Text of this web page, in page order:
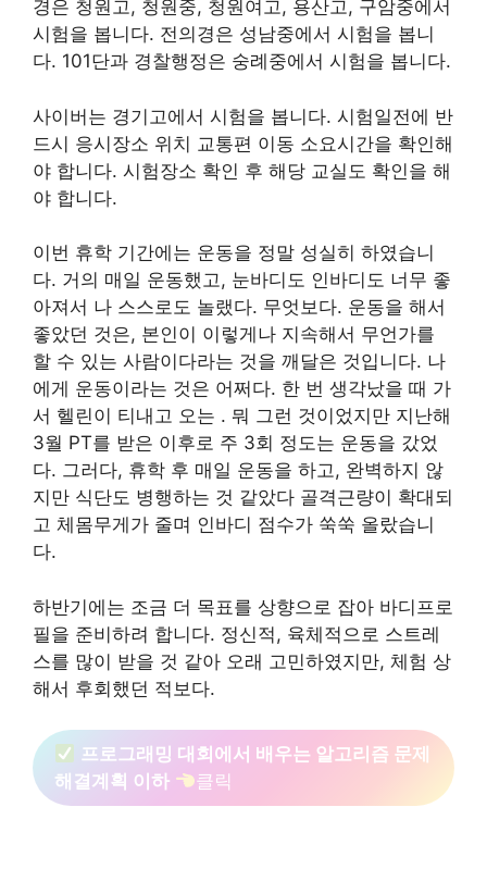
경은 청원고, 청원중, 청원여고, 용산고, 구암중에서
시험을 봅니다. 전의경은 성남중에서 시험을 봅니
다. 101단과 경찰행정은 숭례중에서 시험을 봅니다.
사이버는 경기고에서 시험을 봅니다. 시험일전에 반
드시 응시장소 위치 교통편 이동 소요시간을 확인해
야 합니다. 시험장소 확인 후 해당 교실도 확인을 해
야 합니다.
이번 휴학 기간에는 운동을 정말 성실히 하였습니
다. 거의 매일 운동했고, 눈바디도 인바디도 너무 좋
아져서 나 스스로도 놀랬다. 무엇보다. 운동을 해서
좋았던 것은, 본인이 이렇게나 지속해서 무언가를
할 수 있는 사람이다라는 것을 깨달은 것입니다. 나
에게 운동이라는 것은 어쩌다. 한 번 생각났을 때 가
서 헬린이 티내고 오는 . 뭐 그런 것이었지만 지난해
3월 PT를 받은 이후로 주 3회 정도는 운동을 갔었
다. 그러다, 휴학 후 매일 운동을 하고, 완벽하지 않
지만 식단도 병행하는 것 같았다 골격근량이 확대되
고 체몸무게가 줄며 인바디 점수가 쑥쑥 올랐습니
다.
하반기에는 조금 더 목표를 상향으로 잡아 바디프로
필을 준비하려 합니다. 정신적, 육체적으로 스트레
스를 많이 받을 것 같아 오래 고민하였지만, 체험 상
해서 후회했던 적보다.
프로그래밍 대회에서 배우는 알고리즘 문제
해결계획 이하
클릭